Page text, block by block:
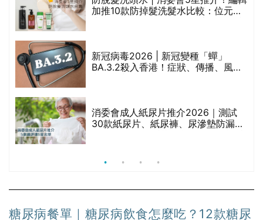
加推10款防掉髮洗髮水比較：位元
新冠病毒2026 | 新冠變種「蟬」
BA.3.2殺入香港！症狀、傳播、風險
消委會成人紙尿片推介2026｜測試
30款紙尿片、紙尿褲、尿滲墊防漏表
糖尿病餐單｜糖尿病飲食怎麼吃？12款糖尿